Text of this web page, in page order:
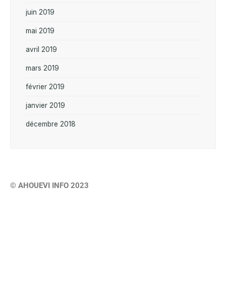
juin 2019
mai 2019
avril 2019
mars 2019
février 2019
janvier 2019
décembre 2018
© AHOUEVI INFO 2023